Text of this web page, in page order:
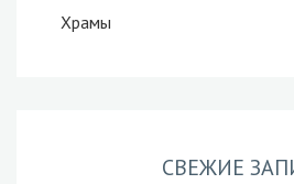
Храмы
СВЕЖИЕ